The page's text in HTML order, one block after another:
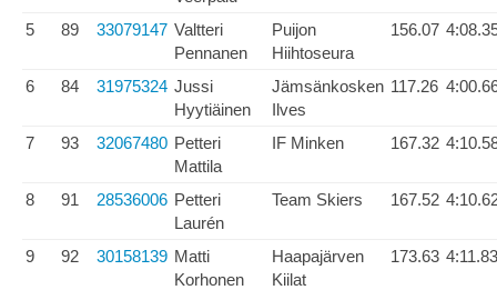
5 89 33079147 Valtteri
Pennanen
Puijon
Hiihtoseura
156.07
6 84 31975324 Jussi
Hyytiäinen
Jämsänkosken
Ilves
117.26
7 93 32067480 Petteri
Mattila
IF Minken 167.32
8 91 28536006 Petteri
Laurén
Team Skiers 167.52
9 92 30158139 Matti
Korhonen
Haapajärven
Kiilat
173.63 4:11.83